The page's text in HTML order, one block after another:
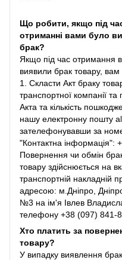
Що робити, якщо під
отриманні вами було
брак?
Якщо під час отримання
виявили брак товару, вам
1. Скласти Акт браку
транспортної компанії
Акта та кількість
нашу електронну пошту
зателефонувавши за
"Контактна інформація":
Повернення чи обмін
товару здійснюється на
транспортній накладній
адресою: м.Дніпро,
№3 на ім'я Івлев
телефону +38 (097) 841-
Хто платить за
товару?
У випадку виявлення